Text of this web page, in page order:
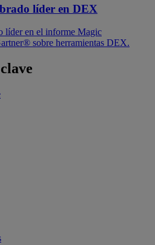
líder en DEX
líder en el informe Magic
sobre herramientas DEX.